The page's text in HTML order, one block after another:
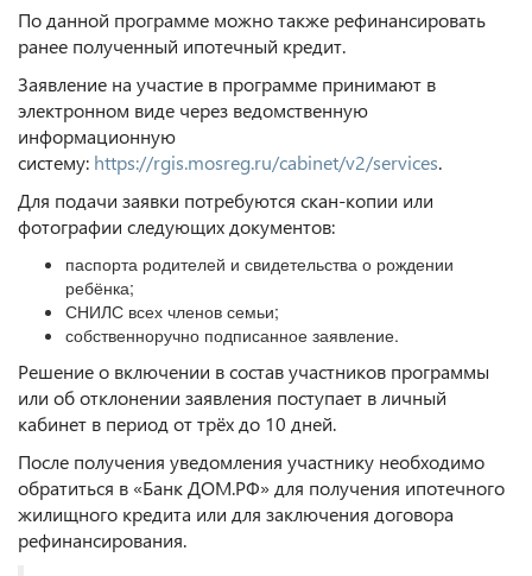
По данной программе можно также рефинансировать
ранее полученный ипотечный кредит.
Заявление на участие в программе принимают в
электронном виде через ведомственную
информационную
систему: https://rgis.mosreg.ru/cabinet/v2/services.
Для подачи заявки потребуются скан-копии или
фотографии следующих документов:
паспорта родителей и свидетельства о рождении
ребёнка;
СНИЛС всех членов семьи;
собственноручно подписанное заявление.
Решение о включении в состав участников программы
или об отклонении заявления поступает в личный
кабинет в период от трёх до 10 дней.
После получения уведомления участнику необходимо
обратиться в «Банк ДОМ.РФ» для получения ипотечного
жилищного кредита или для заключения договора
рефинансирования.